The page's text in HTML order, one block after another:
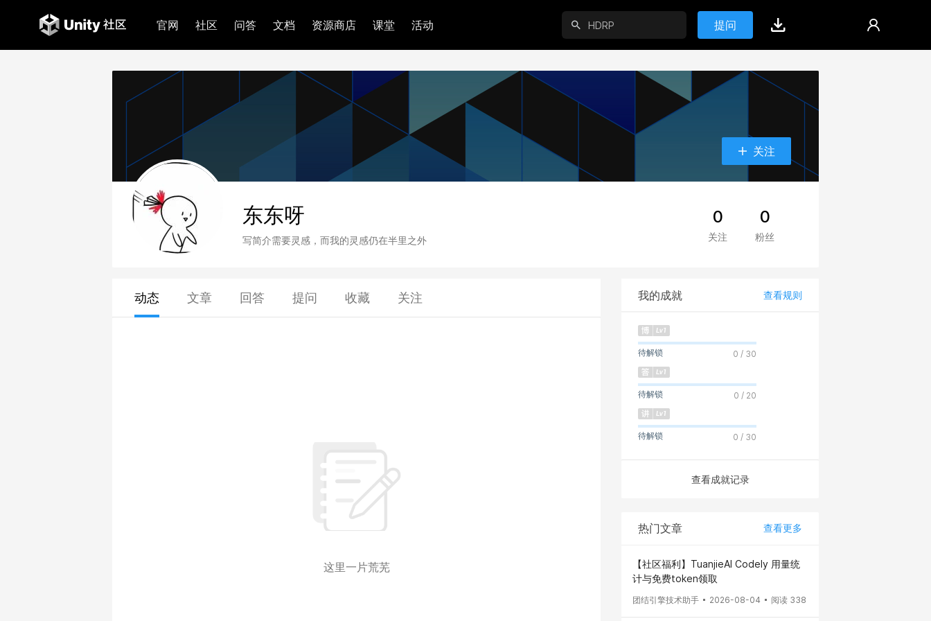
官网 社区 问答 文档 资源商店 课堂 活动 提问
关注
东东呀
写简介需要灵感，而我的灵感仍在半里之外
0
关注
0
粉丝
动态 文章 回答 提问 收藏 关注
这里一片荒芜
我的成就 查看规则
待解锁 0 / 30
待解锁 0 / 20
待解锁 0 / 30
查看成就记录
热门文章 查看更多
【社区福利】TuanjieAI Codely 用量统
计与免费token领取
团结引擎技术助手 2026-08-04 阅读 338